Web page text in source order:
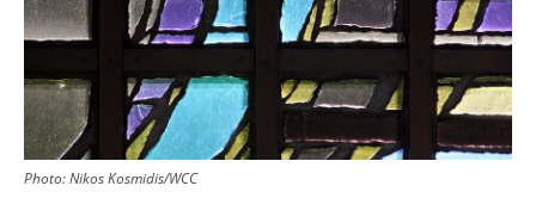
Photo:Nikos Kosmidis/WCC